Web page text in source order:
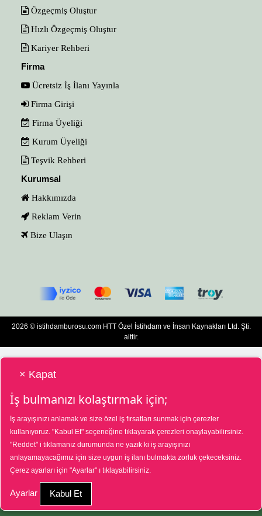
Özgeçmiş Oluştur
Hızlı Özgeçmiş Oluştur
Kariyer Rehberi
Firma
Ücretsiz İş İlanı Yayınla
Firma Girişi
Firma Üyeliği
Kurum Üyeliği
Teşvik Rehberi
Kurumsal
Hakkımızda
Reklam Verin
Bize Ulaşın
2026 © istihdamburosu.com HTT Özel İstihdam ve İnsan Kaynakları Ltd. Şti.
aittir.
HTT Bilgisayar Eğitim Destek Özel İstihdam ve İnsan Kaynakları Hizmetleri Tic.
Ltd. Şti. Özel İstihdam Bürosu 01/08/2025 - 31/07/2028 tarihleri arasında
faaliyette bulunmak üzere, Türkiye İş Kurumu tarafından 01/07/2025 tarih ve
18573287 sayılı karar uyarınca 1390 nolu belge ile faaliyet göstermektedir. 4904
sayılı kanun uyarınca iş arayanlardan ücret alınmayacak ve menfaat temin
edilmeyecektir. Şikâyetleriniz için Türkiye İş Kurumu Ankara İl Müdürlüğü
Çankaya/Ankara adresine başvurabilirsiniz.
× Kapat
İş bulmanızı kolaştırmak için;
İş arayışınızı anlamak ve size özel iş fırsatları sunmak için çerezler
kullanıyoruz. "Kabul Et" seçeneğine tıklayarak çerezleri onaylayabilirsiniz.
"Reddet" i tıklamanız durumunda ne yazık ki iş arayışınızı
anlayamayacağımız için size uygun iş ilanı bulmakta zorluk çekeceksiniz.
Çerez ayarları için "Ayarlar" ı tıklayabilirsiniz.
Ayarlar Kabul Et